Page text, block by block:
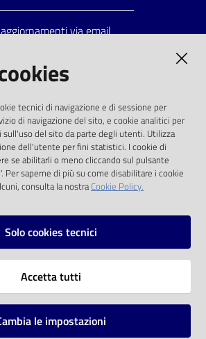
via email
previste dalla direttiva
98/CE e dal d.lgs. 36/2006
Instagram
tecnici di navigazione e di sessione per
di navigazione del sito, e cookie analitici per
sull'uso del sito da parte degli utenti. Utilizza
dell'utente per fini statistici. I cookie di
se abilitarli o meno cliccando sul pulsante
Per saperne di più su come disabilitare i cookie
consulta la nostraCookie Policy.
Solo cookies tecnici
Accetta tutti
le impostazioni